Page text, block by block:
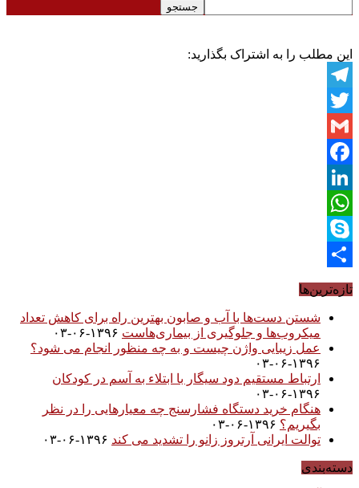
این مطلب را به اشتراک بگذارید:
Telegram
Twitter
Gmail
Facebook
LinkedIn
WhatsApp
Skype
Share
تازه‌ترین‌ها
شستن دست‌ها با آب و صابون بهترین راه برای کاهش تعداد
میکروب‌ها و جلوگیری از بیماری‌هاست ۱۳۹۶-۰۶-۰۳
عمل زیبایی واژن چیست و به چه منظور انجام می شود؟
۱۳۹۶-۰۶-۰۳
ارتباط مستقیم دود سیگار با ابتلاء به آسم در کودکان
۱۳۹۶-۰۶-۰۳
هنگام خرید دستگاه فشارسنج چه معیارهایی را در نظر
بگیریم؟ ۱۳۹۶-۰۶-۰۳
توالت ایرانی آرتروز زانو را تشدید می کند ۱۳۹۶-۰۶-۰۳
دسته‌بندی